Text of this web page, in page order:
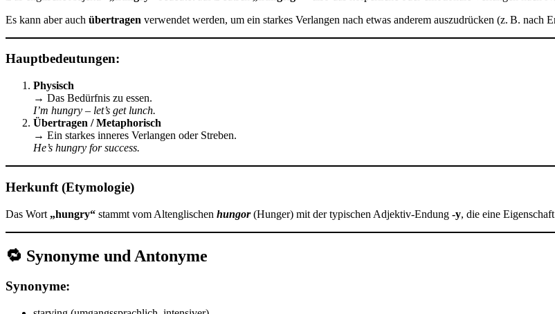
Es kann aber auch übertragen verwendet werden, um ein starkes Verlangen nach etwas anderem auszudrücken (z. B. nach
Hauptbedeutungen:
Physisch
→ Das Bedürfnis zu essen.
I’m hungry – let’s get lunch.
Übertragen / Metaphorisch
→ Ein starkes inneres Verlangen oder Streben.
He’s hungry for success.
Herkunft (Etymologie)
Das Wort „hungry“ stammt vom Altenglischen hungor(Hunger) mit der typischen Adjektiv-Endung -y, die eine
🔁 Synonyme und Antonyme
Synonyme: